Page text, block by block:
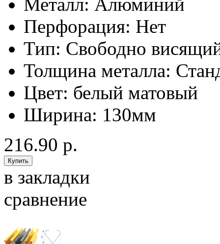
Металл: Алюминий
Перфорация: Нет
Тип: Свободно
Толщина металла:
Цвет: белый матовый
Ширина: 130мм
216.90 р.
в закладки
сравнение